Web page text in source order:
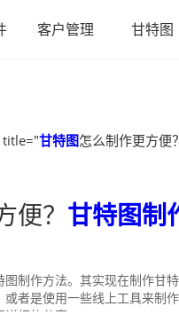
客户管理 甘特图
title="甘特图怎么制作更方便？
便？ 甘特图制
制作方法。其实现在制作甘
者是使用一些线上工具来制